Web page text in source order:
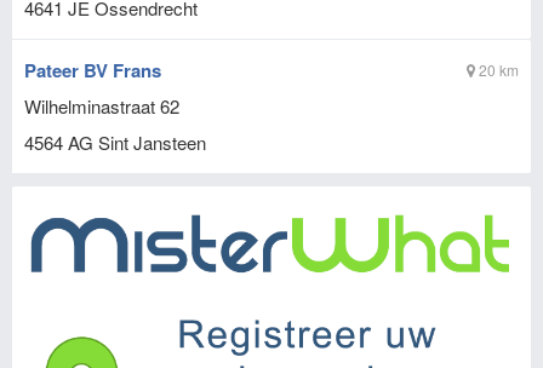
4641 JE Ossendrecht
20 km
Pateer BV Frans
Wilhelminastraat 62
4564 AG Sint Jansteen